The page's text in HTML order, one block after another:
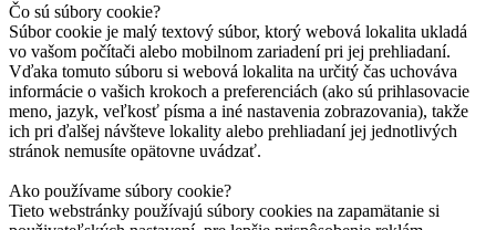
Čo sú súbory cookie?
Súbor cookie je malý textový súbor, ktorý webová lokalita ukladá
vo vašom počítači alebo mobilnom zariadení pri jej prehliadaní.
Vďaka tomuto súboru si webová lokalita na určitý čas uchováva
informácie o vašich krokoch a preferenciách (ako sú prihlasovacie
meno, jazyk, veľkosť písma a iné nastavenia zobrazovania), takže
ich pri ďalšej návšteve lokality alebo prehliadaní jej jednotlivých
stránok nemusíte opätovne uvádzať.
Ako používame súbory cookie?
Tieto webstránky používajú súbory cookies na zapamätanie si